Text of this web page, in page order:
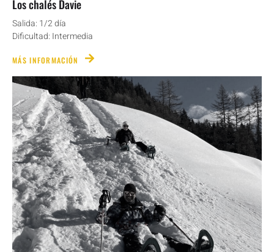
Los chalés Davie
Salida: 1/2 día
Dificultad: Intermedia
MÁS INFORMACIÓN